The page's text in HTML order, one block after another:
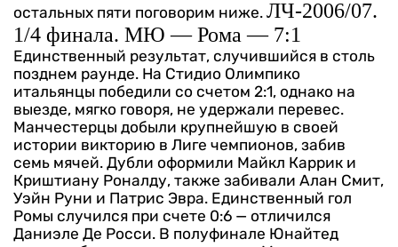
остальных пяти поговорим ниже. ЛЧ-2006/07.
1/4 финала. МЮ — Рома — 7:1
Единственный результат, случившийся в столь
позднем раунде. На Стидио Олимпико
итальянцы победили со счетом 2:1, однако на
выезде, мягко говоря, не удержали перевес.
Манчестерцы добыли крупнейшую в своей
истории викторию в Лиге чемпионов, забив
семь мячей. Дубли оформили Майкл Каррик и
Криштиану Роналду, также забивали Алан Смит,
Уэйн Руни и Патрис Эвра. Единственный гол
Ромы случился при счете 0:6 — отличился
Даниэле Де Росси. В полуфинале Юнайтед